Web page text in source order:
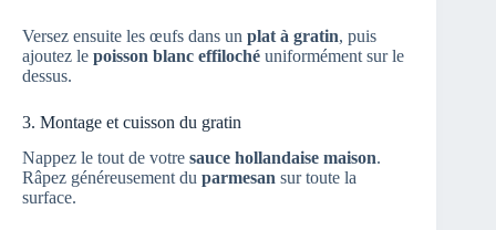
Versez ensuite les œufs dans un plat à gratin, puis
ajoutez le poisson blanc effiloché uniformément sur le
dessus.
3. Montage et cuisson du gratin
Nappez le tout de votre sauce hollandaise maison.
Râpez généreusement du parmesan sur toute la
surface.